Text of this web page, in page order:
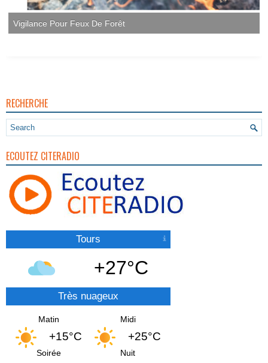
Vigilance Pour Feux De Forêt
RECHERCHE
ECOUTEZ CITERADIO
Tours
+27°C
Très nuageux
Matin
+15°C
Midi
+25°C
Soirée Nuit